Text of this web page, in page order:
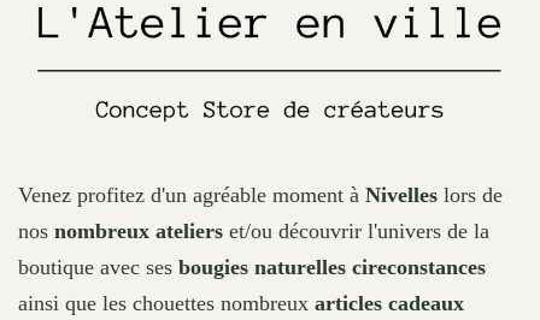
product
page
Venez profitez d'un agréable moment à Nivelles lors de
nos nombreux ateliers et/ou découvrir l'univers de la
boutique avec ses bougies naturelles cireconstances
ainsi que les chouettes nombreux articles cadeaux